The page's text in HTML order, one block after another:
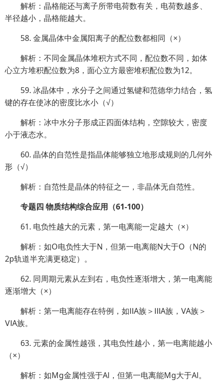
解析：晶格能还与离子所带电荷数有关，电荷数越多、
半径越小，晶格能越大。
58. 金属晶体中金属阳离子的配位数都相同（×）
解析：不同金属晶体堆积方式不同，配位数不同，如体
心立方堆积配位数为8，面心立方最密堆积配位数为12。
59. 冰晶体中，水分子之间通过氢键和范德华力结合，氢
键的存在使冰的密度比水小（√）
解析：冰中水分子形成正四面体结构，空隙较大，密度
小于液态水。
60. 晶体的自范性是指晶体能够独立地形成规则的几何外
形（√）
解析：自范性是晶体的特征之一，非晶体无自范性。
专题四 物质结构综合应用（61-100）
61. 电负性越大的元素，第一电离能一定越大（×）
解析：如O电负性大于N，但第一电离能N大于O（N的
2p轨道半充满更稳定）。
62. 同周期元素从左到右，电负性逐渐增大，第一电离能
逐渐增大（×）
解析：第一电离能存在特例，如ⅡA族＞ⅢA族，ⅤA族＞
ⅥA族。
63. 元素的金属性越强，其电负性越小，第一电离能越小
（×）
解析：如Mg金属性强于Al，但第一电离能Mg大于Al。